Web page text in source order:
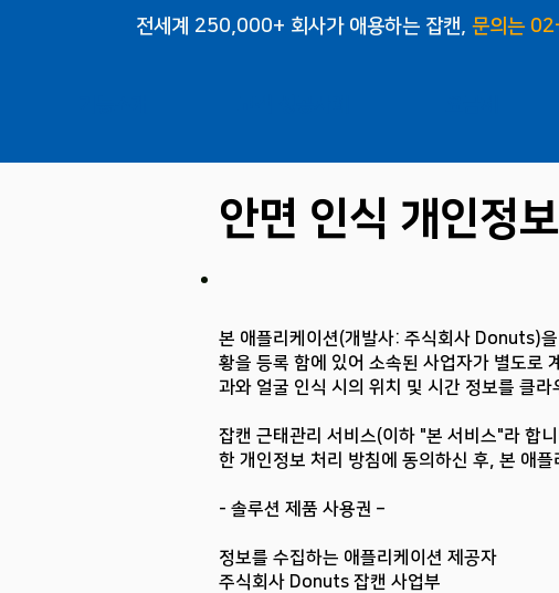
전세계 250,000+ 회사가 애용하는 잡캔, 문의는
안면 인식 개인정
본 애플리케이션(개발사: 주식회사 Donuts)
황을 등록 함에 있어 소속된 사업자가 별도로
과와 얼굴 인식 시의 위치 및 시간 정보를 클
잡캔 근태관리 서비스(이하 "본 서비스"라 합
한 개인정보 처리 방침에 동의하신 후, 본 애
- 솔루션 제품 사용권 –
​정보를 수집하는 애플리케이션 제공자
주식회사 Donuts 잡캔 사업부